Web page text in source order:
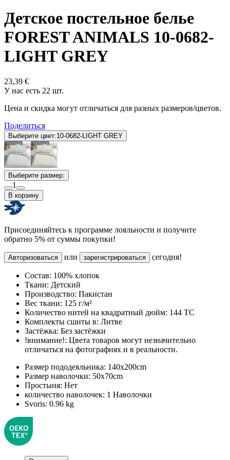
Детское постельное белье
FOREST ANIMALS 10-0682-
LIGHT GREY
23,39 €
У нас есть 22 шт.
Цена и скидка могут отличаться для разных размеров/цветов.
Поделиться
Выберите цвет:10-0682-LIGHT GREY
Выберите размер:
1
В корзину
Присоединяйтесь к программе лояльности и получите
обратно 5% от суммы покупки!
Авторизоваться или зарегистрироваться сегодня!
Состав: 100% хлопок
Ткани: Детский
Производство: Пакистан
Вес ткани: 125 г/м²
Количество нитей на квадратный дюйм: 144 TC
Комплекты сшиты в: Литве
Застёжка: Без застёжки
!внимание!: Цвета товаров могут незначительно
отличаться на фотографиях и в реальности.
Размер пододеяльника: 140x200cm
Размер наволочки: 50x70cm
Простыня: Нет
количество наволочек: 1 Наволочки
Svoris: 0.96 kg